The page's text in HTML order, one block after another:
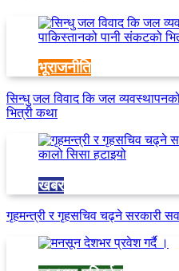
भूराजनीति
सिन्धु जल विवाद कि जल
भित्री कथा
खबर
गृहमन्त्री र गृहसचिव चढ्ने सरकारी